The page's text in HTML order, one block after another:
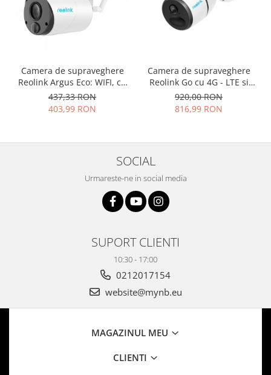
Camera de supraveghere
Reolink Argus Eco: WIFI, cu
baterie reincarcabila,
rezolutie Full HD, senzor de
miscare, avertizare miscare
437,33 RON
403,99 RON
Camera de supraveghere
Reolink Go cu 4G - LTE si
baterie, rezolutie Full HD,
senzor de miscare,
avertizare miscare pe email
920,00 RON
816,99 RON
SOCIAL
Urmareste-ne in social media
SUPORT CLIENTI
10:30 - 17:00
0212017154
website@mynb.eu
MAGAZINUL MEU
CLIENTI